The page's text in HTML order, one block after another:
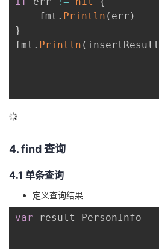
	fmt
. Println ( err )
}
fmt . Println ( insertResult
4. find 查询
4.1 单条查询
定义查询结果
var result PersonInfo